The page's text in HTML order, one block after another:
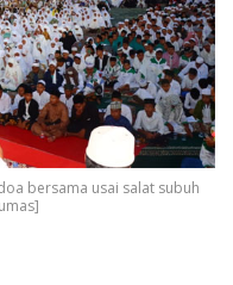
bersama usai salat subuh